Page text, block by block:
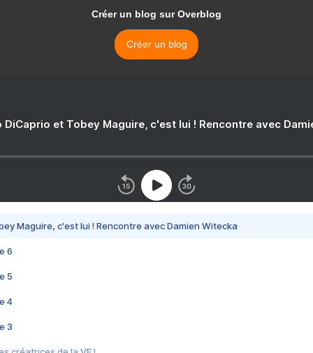
Créer un blog sur Overblog
Créer un blog
DiCaprio et Tobey Maguire, c'est lui ! Rencontre avec
Maguire, c'est lui ! Rencontre avec Damien Witecka
6
5
4
3